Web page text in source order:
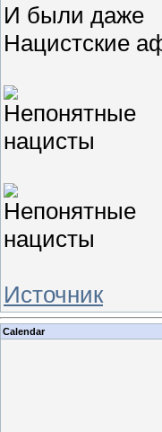
И были даже
Нацистские
Источник
Calendar